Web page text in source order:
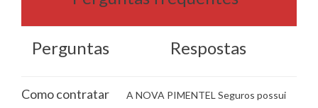
Perguntas Respostas
Como contratar
A NOVA PIMENTEL Seguros possui